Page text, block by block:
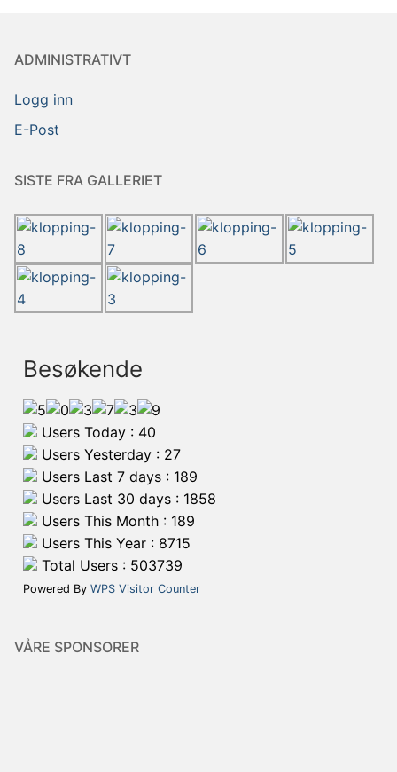
ADMINISTRATIVT
Logg inn
E-Post
SISTE FRA GALLERIET
Besøkende
Users Today : 40
Users Yesterday : 27
Users Last 7 days : 189
Users Last 30 days : 1858
Users This Month : 189
Users This Year : 8715
Total Users : 503739
Powered By WPS Visitor Counter
VÅRE SPONSORER